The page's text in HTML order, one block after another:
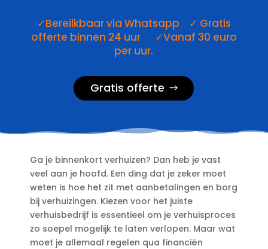
✓Bereilkbaar via Whatsapp ✓ Gratis
offerte binnen 24 uur ✓Vanaf 30 euro
per uur.
Gratis offerte
Ga je binnenkort verhuizen? Dan heb je vast
veel aan je hoofd.​ Een ding dat je zeker moet
weten is hoe het zit met aanbetalingen en borg
bij verhuizingen.​ Kiezen voor het juiste
verhuisbedrijf is essentieel om je verhuisproces
zo soepel mogelijk te laten verlopen.​ Maar wat
moet je allemaal regelen qua financiën